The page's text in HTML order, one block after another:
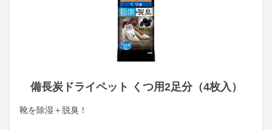
備長炭ドライペット くつ用2足分（4枚入）
靴を除湿＋脱臭！